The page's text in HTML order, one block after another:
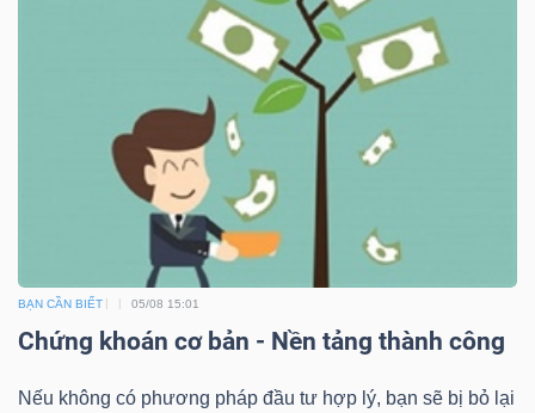
BẠN CẦN BIẾT 05/08 15:01
Chứng khoán cơ bản - Nền tảng thành công
Nếu không có phương pháp đầu tư hợp lý, bạn sẽ bị bỏ lại